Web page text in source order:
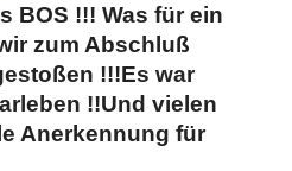
BOS !!! Was für ein
zum Abschluß
!!!Es war
!!Und vielen
Anerkennung für